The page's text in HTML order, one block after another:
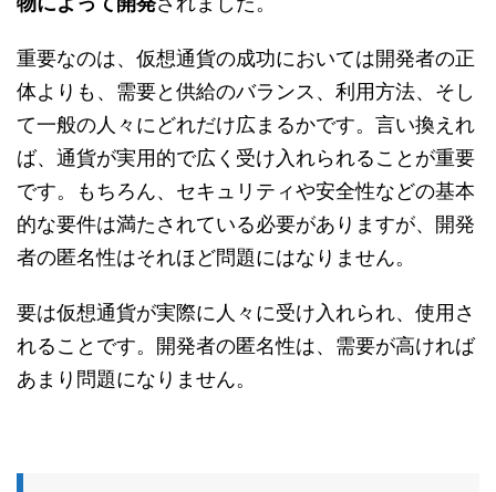
重要なのは、仮想通貨の成功においては開発者の正
体よりも、需要と供給のバランス、利用方法、そし
て一般の人々にどれだけ広まるかです。言い換えれ
ば、通貨が実用的で広く受け入れられることが重要
です。もちろん、セキュリティや安全性などの基本
的な要件は満たされている必要がありますが、開発
者の匿名性はそれほど問題にはなりません。
要は仮想通貨が実際に人々に受け入れられ、使用さ
れることです。開発者の匿名性は、需要が高ければ
あまり問題になりません。